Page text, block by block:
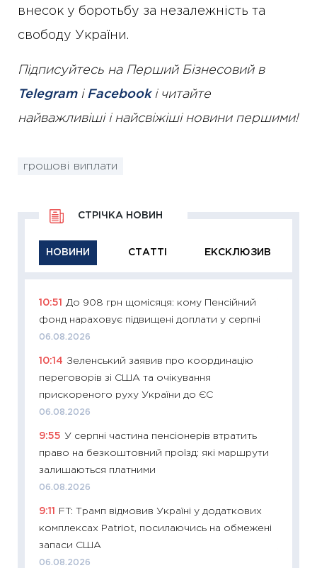
внесок у боротьбу за незалежність та
свободу України.
Підписуйтесь на Перший Бізнесовий в
Telegramі Facebookі читайте
найважливіші і найсвіжіші новини першими!
грошові виплати
НОВИНИ СТАТТІ ЕКСКЛЮЗИВ
СТРІЧКА НОВИН
10:51
До 908 грн щомісяця: кому Пенсійний
фонд нараховує підвищені доплати у серпні
06.08.2026
10:14 Зеленський заявив про координацію
переговорів зі США та очікування
прискореного руху України до ЄС
06.08.2026
9:55 У серпні частина пенсіонерів втратить
право на безкоштовний проїзд: які маршрути
залишаються платними
06.08.2026
9:11
FT: Трамп відмовив Україні у додаткових
комплексах Patriot, посилаючись на обмежені
запаси США
06.08.2026